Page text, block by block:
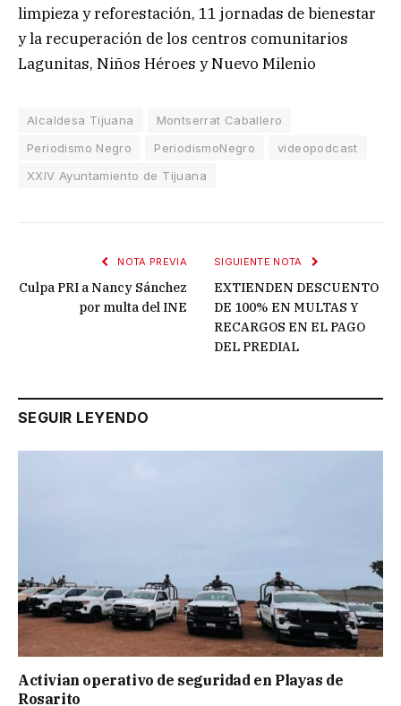
limpieza y reforestación, 11 jornadas de bienestar
y la recuperación de los centros comunitarios
Lagunitas, Niños Héroes y Nuevo Milenio
Alcaldesa Tijuana
Montserrat Caballero
Periodismo Negro
PeriodismoNegro
videopodcast
XXIV Ayuntamiento de Tijuana
NOTA PREVIA
Culpa PRI a Nancy Sánchez
por multa del INE
SIGUIENTE NOTA
EXTIENDEN DESCUENTO
DE 100% EN MULTAS Y
RECARGOS EN EL PAGO
DEL PREDIAL
SEGUIR LEYENDO
Activian operativo de seguridad en Playas de
Rosarito